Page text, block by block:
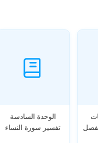
الوحدة السادسة
تفسير سورة النساء